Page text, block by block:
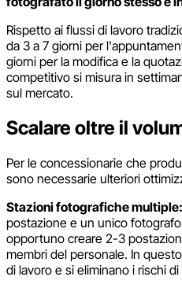
Rispetto ai flussi di lavoro
da 3 a 7 giorni per
giorni per la modifica e la
competitivo si misura in
sul mercato.
Scalare oltre il
Per le concessionarie che
sono necessarie ulteriori
Stazioni fotografiche multiple:
postazione e un unico
opportuno creare 2-3
membri del personale. In
di lavoro e si eliminano i rischi